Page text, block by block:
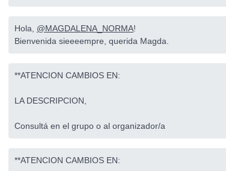
Hola, @MAGDALENA_NORMA!
Bienvenida sieeeempre, querida Magda.
**ATENCION CAMBIOS EN:
LA DESCRIPCION,
Consultá en el grupo o al organizador/a
**ATENCION CAMBIOS EN: